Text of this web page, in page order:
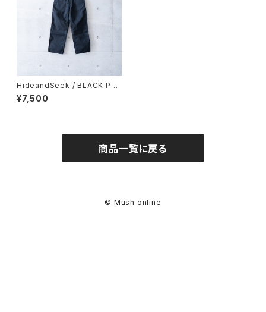
HideandSeek / BLACK PAN
TS (used)
¥7,500
商品一覧に戻る
© Mush online